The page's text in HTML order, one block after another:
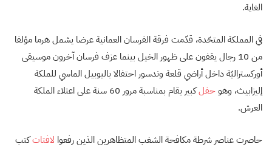
الغاية.
في المملكة المتحّدة، قدّمت فرقة الفرسان العمانية عرضا يشمل هرما مؤلفا
من 10 رجال يقفون على ظهور الخيل بينما عزف فرسان آخرون موسيقى
أوركستراليّة داخل أراضي قلعة وندسور احتفالا باليوبيل الماسي للملكة
إليزابيث، وهوحفل
كبير يقام بمناسبة مرور 60 سنة على اعتلاء الملكة
العرش.
حاصرت عناصر شرطة مكافحة الشغب المتظاهرين الذين رفعوا لافتاتكتب